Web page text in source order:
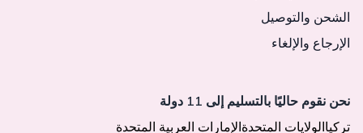
الشحن والتوصيل
الإرجاع والإلغاء
نحن نقوم حاليًا بالتسليم إلى 11 دولة
تركياالولايات المتحدةالإمارات العربية المتحدة